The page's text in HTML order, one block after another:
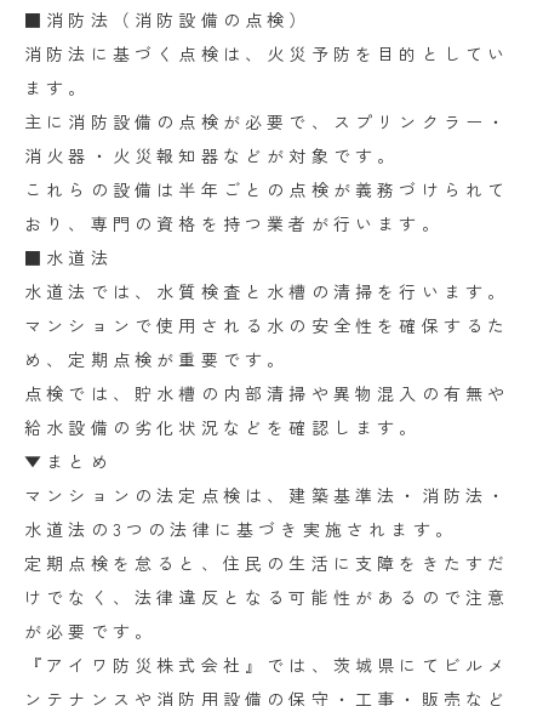
■消防法（消防設備の点検）
消防法に基づく点検は、火災予防を目的としてい
ます。
主に消防設備の点検が必要で、スプリンクラー・
消火器・火災報知器などが対象です。
これらの設備は半年ごとの点検が義務づけられて
おり、専門の資格を持つ業者が行います。
■水道法
水道法では、水質検査と水槽の清掃を行います。
マンションで使用される水の安全性を確保するた
め、定期点検が重要です。
点検では、貯水槽の内部清掃や異物混入の有無や
給水設備の劣化状況などを確認します。
▼まとめ
マンションの法定点検は、建築基準法・消防法・
水道法の3つの法律に基づき実施されます。
定期点検を怠ると、住民の生活に支障をきたすだ
けでなく、法律違反となる可能性があるので注意
が必要です。
『アイワ防災株式会社』では、茨城県にてビルメ
ンテナンスや消防用設備の保守・工事・販売など